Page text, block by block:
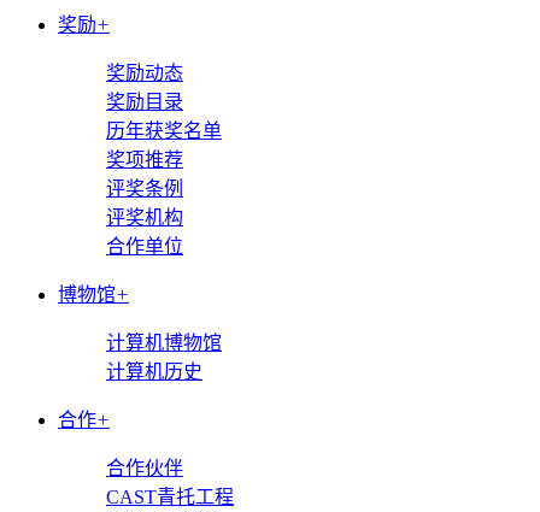
奖励+
奖励动态
奖励目录
历年获奖名单
奖项推荐
评奖条例
评奖机构
合作单位
博物馆+
计算机博物馆
计算机历史
合作+
合作伙伴
CAST青托工程